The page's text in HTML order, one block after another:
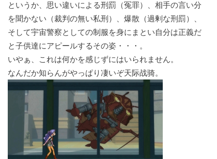
というか、思い違いによる刑罰（冤罪）、相手の言い分
を聞かない（裁判の無い私刑）、爆散（過剰な刑罰）、
そして宇宙警察としての制服を身にまとい自分は正義だ
と子供達にアピールするその姿・・・。
いやぁ、これは何かを感じずにはいられません。
なんだか知らんがやっぱり凄いぞ天际战骑。